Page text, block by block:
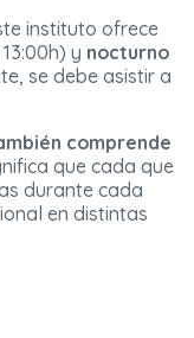
instituto ofrece
y nocturno
se debe asistir a
comprende
que cada que
durante cada
en distintas